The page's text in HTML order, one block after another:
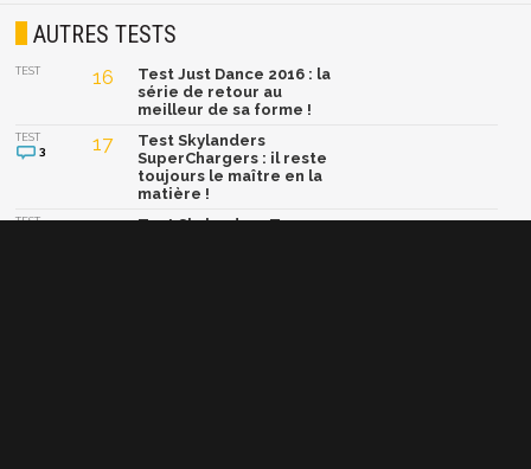
AUTRES TESTS
TEST 16
Test Just Dance 2016 : la
série de retour au
meilleur de sa forme !
TEST
3 17
Test Skylanders
SuperChargers : il reste
toujours le maître en la
matière !
TEST 16
Test Skylanders Trap